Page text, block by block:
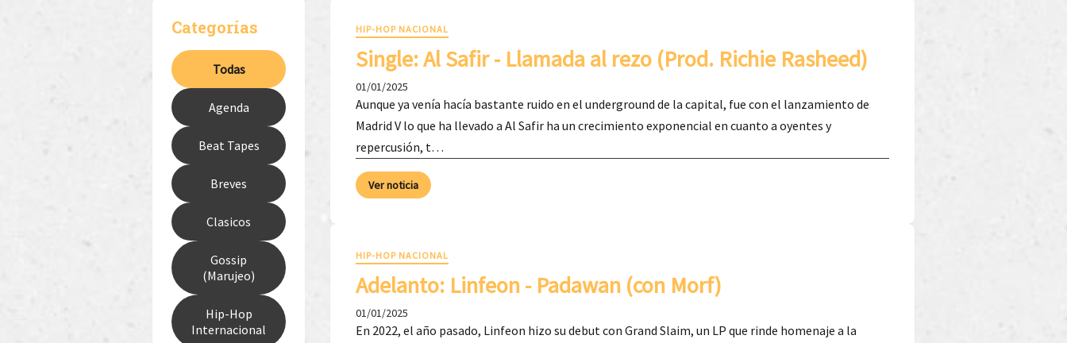
Categorías
Todas
Agenda
Beat Tapes
Breves
Clasicos
Gossip
(Marujeo)
Hip-Hop
Internacional
HIP-HOP NACIONAL
Single: ​Al Safir - Llamada al rezo (Prod. Richie Rasheed)
01/01/2025
Aunque ya venía hacía bastante ruido en el underground de la capital, fue con el lanzamiento de
Madrid V lo que ha llevado a Al Safir ha un crecimiento exponencial en cuanto a oyentes y
repercusión, t…
Ver noticia
HIP-HOP NACIONAL
Adelanto: ​Linfeon - Padawan (con Morf)
01/01/2025
En 2022, el año pasado, Linfeon hizo su debut con Grand Slaim, un LP que rinde homenaje a la